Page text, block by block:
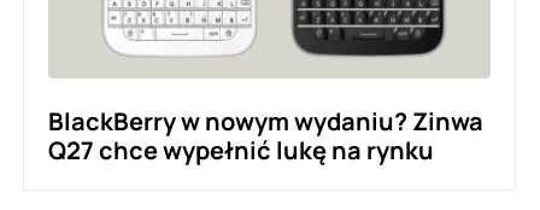
BlackBerry w nowym wydaniu? Zinwa
Q27 chce wypełnić lukę na rynku